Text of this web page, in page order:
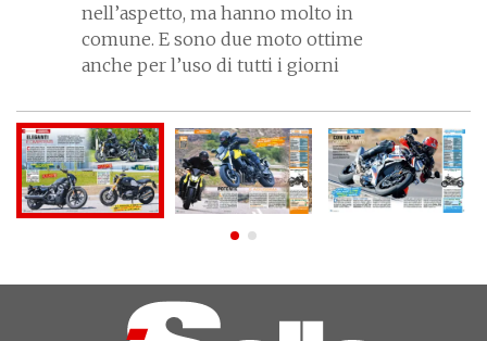
nell’aspetto, ma hanno molto in
comune. E sono due moto ottime
anche per l’uso di tutti i giorni